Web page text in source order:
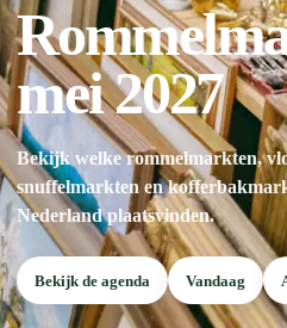
mei 2027
Bekijk welke rommelmarkten,
snuffelmarkten en
Nederland plaatsvinden.
Bekijk de agenda Vandaag